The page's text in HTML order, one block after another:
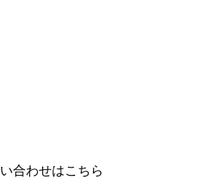
合わせはこちら